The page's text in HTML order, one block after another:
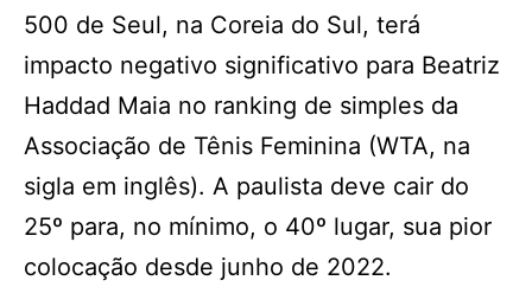
500 de Seul, na Coreia do Sul, terá
impacto negativo significativo para Beatriz
Haddad Maia no ranking de simples da
Associação de Tênis Feminina (WTA, na
sigla em inglês). A paulista deve cair do
25º para, no mínimo, o 40º lugar, sua pior
colocação desde junho de 2022.